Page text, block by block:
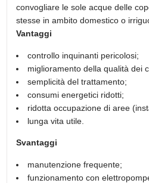
convogliare le sole acque delle
stesse in ambito domestico o
Vantaggi
controllo inquinanti pericolosi;
miglioramento della qualità dei
semplicità del trattamento;
consumi energetici ridotti;
ridotta occupazione di aree
lunga vita utile.
Svantaggi
manutenzione frequente;
funzionamento con